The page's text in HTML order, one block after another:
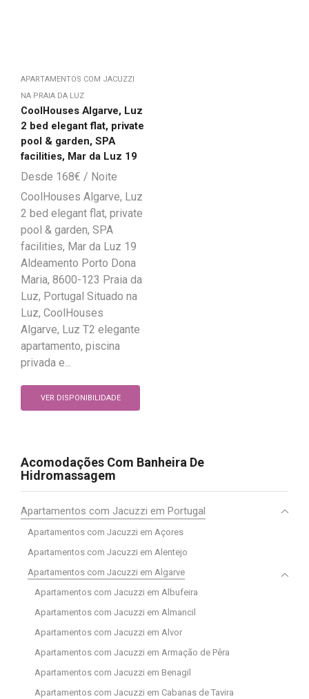
APARTAMENTOS COM JACUZZI
NA PRAIA DA LUZ
CoolHouses Algarve, Luz
2 bed elegant flat, private
pool & garden, SPA
facilities, Mar da Luz 19
168€
CoolHouses Algarve, Luz
2 bed elegant flat, private
pool & garden, SPA
facilities, Mar da Luz 19
Aldeamento Porto Dona
Maria, 8600-123 Praia da
Luz, Portugal Situado na
Luz, CoolHouses
Algarve, Luz T2 elegante
apartamento, piscina
privada e...
VER DISPONIBILIDADE
Acomodações Com Banheira De
Hidromassagem
Apartamentos com Jacuzzi em Portugal
Apartamentos com Jacuzzi em Açores
Apartamentos com Jacuzzi em Alentejo
Apartamentos com Jacuzzi em Algarve
Apartamentos com Jacuzzi em Albufeira
Apartamentos com Jacuzzi em Almancil
Apartamentos com Jacuzzi em Alvor
Apartamentos com Jacuzzi em Armação de Pêra
Apartamentos com Jacuzzi em Benagil
Apartamentos com Jacuzzi em Cabanas de Tavira